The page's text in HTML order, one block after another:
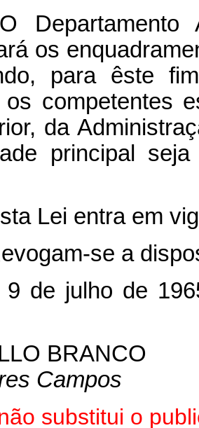
os
para êste
os competentes
da
principal
Lei entra em
se a
9 de julho de
BRANCO
Campos
substitui o